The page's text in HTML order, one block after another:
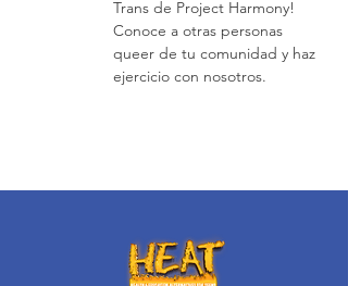
Trans de Project Harmony!
Conoce a otras personas
queer de tu comunidad y haz
ejercicio con nosotros.